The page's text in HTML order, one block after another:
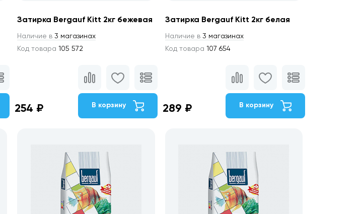
Затирка Bergauf Kitt 2кг бежевая
Наличие в 3 магазинах
Код товара 105 572
254 ₽ В корзину
Затирка Bergauf Kitt 2кг белая
Наличие в3 магазинах
Код товара 107 654
289 ₽ В корзину